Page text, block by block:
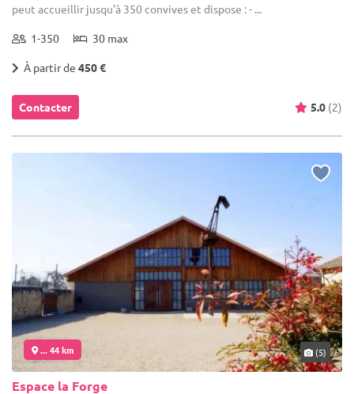
peut accueillir jusqu'à 350 convives et dispose : - ...
1-350 30 max
À partir de 450 €
Contacter 5.0 (2)
... 44 km (5)
Espace la Forge